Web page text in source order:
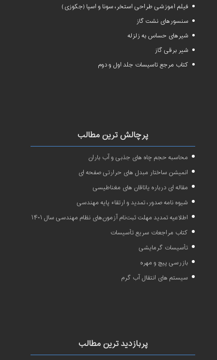
فیلم آموزشی طراحی استخر، سونا و اسپا (جکوزی)
سنسورهای نشت گاز
شیرهای حساس به زلزله
شیر برقی گاز
کتاب مرجع تاسیسات جلد اول و دوم
پرچالش ترین مطالب
محاسبه حجم چاه های جذبی و آب باران
انمیشن ساختار مبدل های حرارتی صفحه ای
مقاله ای درباره یاتاقان های مغناطیسی
شیوه نامه صدور، تمدید و ارتقاء پایه مهندسی
اطلاعیه تمدید مهلت ثبت‌نام آزمون‌های نظام مهندسی سال ۱۴۰۱
کتاب مراجعات سریع تأسیسات
تأسیسات گرمایشی
بازرسی پیچ و مهره
سیستم های انتقال آب گرم
پربازدید ترین مطالب